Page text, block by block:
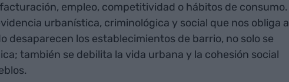
empleo, competitividad o hábitos de consumo.
urbanística, criminológica y social que nos obliga a
desaparecen los establecimientos de barrio, no solo se
también se debilita la vida urbana y la cohesión social